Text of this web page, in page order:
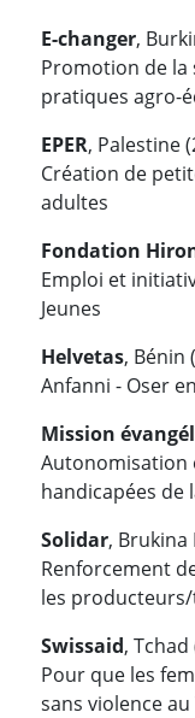
E-changer,
Promotion de la
pratiques agro-
EPER, Palestine
Création de
adultes
Fondation
Emploi et
Jeunes
Helvetas, Bénin (
Anfanni - Oser
Mission
Autonomisation
handicapées de
Solidar, Brukina
Renforcement
les
Swissaid, Tchad
Pour que les
sans violence au